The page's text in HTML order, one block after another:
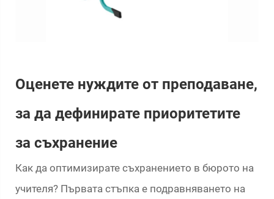
Оценете нуждите от преподаване,
за да дефинирате приоритетите
за съхранение
Как да оптимизирате съхранението в бюрото на
учителя? Първата стъпка е подравняването на